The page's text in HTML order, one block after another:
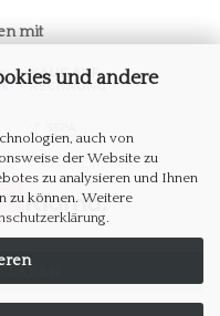
und andere
auch von
der Website zu
zu analysieren und Ihnen
zu können. Weitere
mit